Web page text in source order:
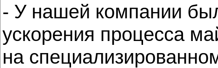
- У нашей компании
ускорения процесса
на